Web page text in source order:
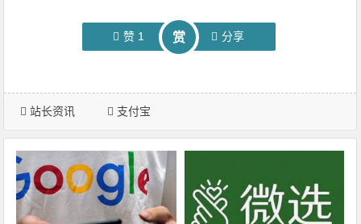
赞 1 赏 分享
站长资讯 支付宝